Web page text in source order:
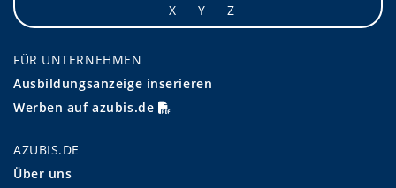
X
Y Z
FÜR UNTERNEHMEN
Ausbildungsanzeige inserieren
Werben auf azubis.de
AZUBIS.DE
Über uns